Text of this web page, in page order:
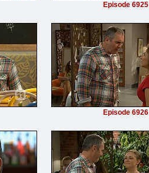
Episode 6925
Episode 6926